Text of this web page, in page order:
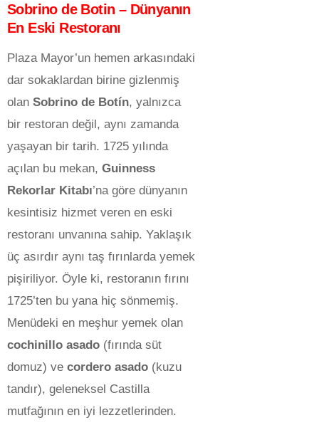
Sobrino de Botin – Dünyanın
En Eski Restoranı
Plaza Mayor’un hemen arkasındaki
dar sokaklardan birine gizlenmiş
olan Sobrino de Botín, yalnızca
bir restoran değil, aynı zamanda
yaşayan bir tarih. 1725 yılında
açılan bu mekan, Guinness
Rekorlar Kitabı’na göre dünyanın
kesintisiz hizmet veren en eski
restoranı unvanına sahip. Yaklaşık
üç asırdır aynı taş fırınlarda yemek
pişiriliyor. Öyle ki, restoranın fırını
1725’ten bu yana hiç sönmemiş.
Menüdeki en meşhur yemek olan
cochinillo asado (fırında süt
domuz) ve cordero asado (kuzu
tandır), geleneksel Castilla
mutfağının en iyi lezzetlerinden.